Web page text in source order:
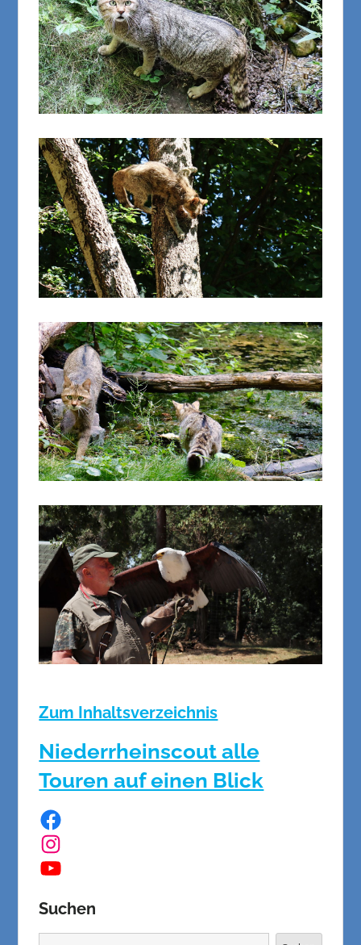
Zum Inhaltsverzeichnis
Niederrheinscout alle
Touren auf einen Blick
Facebook
Instagram
YouTube
Suchen